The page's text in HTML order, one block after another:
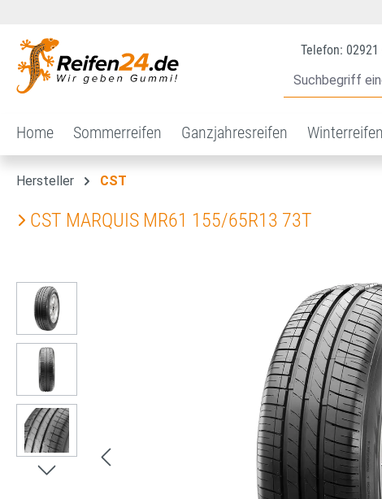
Telefon:
Home Sommerreifen Ganzjahresreifen Winterreifen
Hersteller CST
CST MARQUIS MR61 155/65R13 73T
Bildergalerie überspringen